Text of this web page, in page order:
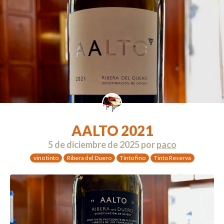
AALTO 2021
5 de diciembre de 2025porpaco
vino tinto Ribera del Duero Tinto fino Tinto Reserva